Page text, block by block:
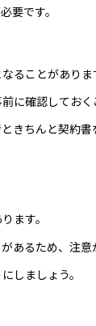
要です。
ることがありま
に確認しておく
ちんと契約
ます。
あるため、注意
しましょう。